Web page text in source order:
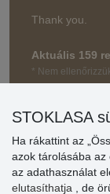
Thank you.
Aktuális 159
* Nem
STOKLASA
Ha rákattint az
azok tárolásába az
az adathasználat
elutasíthatja
, de